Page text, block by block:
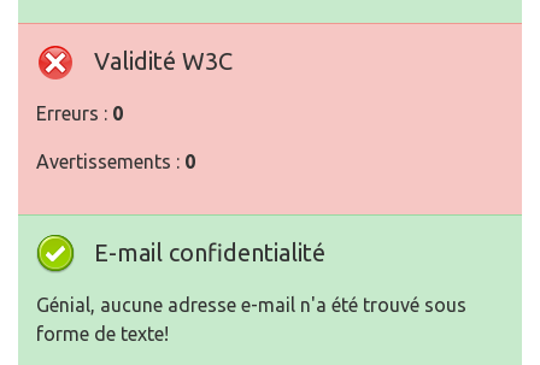
Validité W3C
Erreurs : 0
Avertissements : 0
E-mail confidentialité
Génial, aucune adresse e-mail n'a été trouvé sous
forme de texte!